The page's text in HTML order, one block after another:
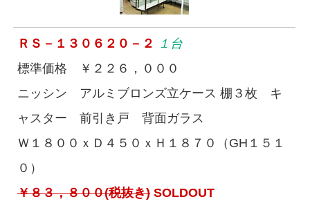
ＲＳ－１３０６２０－２ １台
標準価格 ￥２２６，０００
ニッシン アルミブロンズ立ケース 棚３枚 キ
ャスター 前引き戸 背面ガラス
Ｗ１８００ｘＤ４５０ｘＨ１８７０（GH１５１
０）
￥８３，８００(税抜き) SOLDOUT